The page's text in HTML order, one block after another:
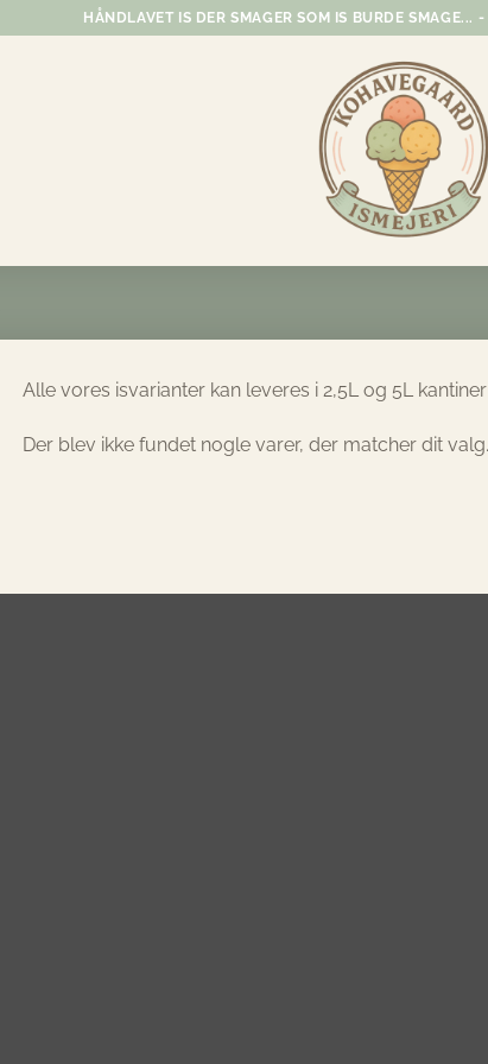
HÅNDLAVET IS DER SMAGER SOM IS BURDE SMAGE...
Alle vores isvarianter kan leveres i 2,5L og 5L kantiner
Der blev ikke fundet nogle varer, der matcher dit valg.